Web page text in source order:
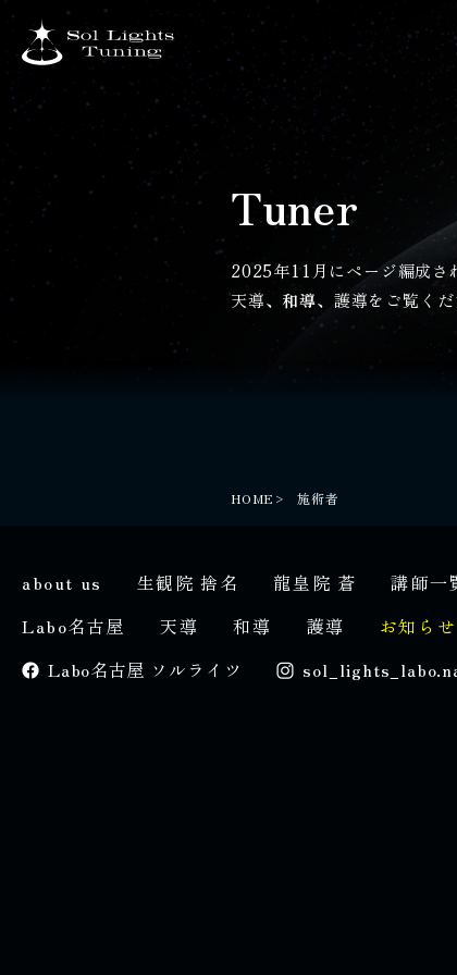
Tuner
2025年11月にページ編成さ
天導、和導、護導をご覧くだ
HOME 施術者
about us 生観院 捨名 龍皇院 蒼 講師一
Labo名古屋
天導 和導 護導 お知らせ
Labo名古屋 ソルライツ